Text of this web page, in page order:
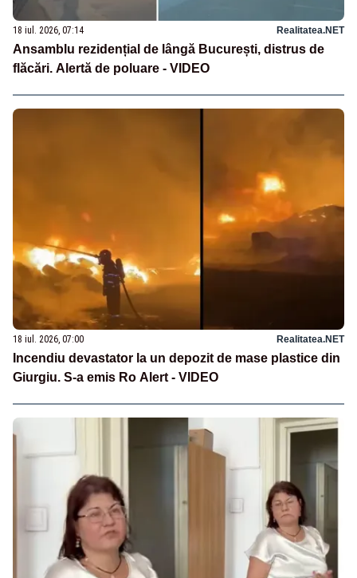
18 iul. 2026, 07:14 Realitatea.NET
Ansamblu rezidențial de lângă București, distrus de
flăcări. Alertă de poluare - VIDEO
18 iul. 2026, 07:00 Realitatea.NET
Incendiu devastator la un depozit de mase plastice din
Giurgiu. S-a emis Ro Alert - VIDEO